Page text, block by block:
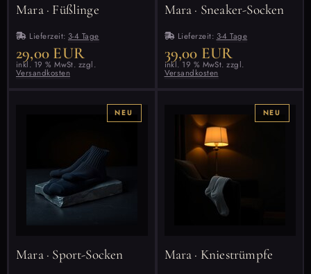
Mara · Füßlinge
Lieferzeit: 3-4 Tage
29,00 EUR
inkl. 19 % MwSt. zzgl.
Versandkosten
Mara · Sneaker-Socken
Lieferzeit: 3-4 Tage
39,00 EUR
inkl. 19 % MwSt. zzgl.
Versandkosten
NEU
Mara · Sport-Socken
NEU
Mara · Kniestrümpfe